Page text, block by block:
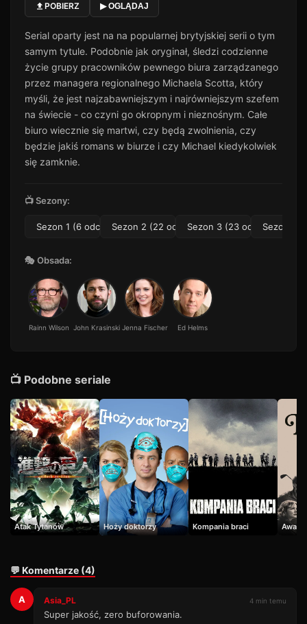
POBIERZ ▶ OGLĄDAJ
Serial oparty jest na na popularnej brytyjskiej serii o tym
samym tytule. Podobnie jak oryginał, śledzi codzienne
życie grupy pracowników pewnego biura zarządzanego
przez managera regionalnego Michaela Scotta, który
myśli, że jest najzabawniejszym i najrówniejszym szefem
na świecie - co czyni go okropnym i nieznośnym. Całe
biuro wiecznie się martwi, czy będą zwolnienia, czy
będzie jakiś romans w biurze i czy Michael kiedykolwiek
się zamknie.
📺 Sezony:
Sezon 1 (6 odc.) Sezon 2 (22 odc.)Sezon 3 (23 odc.)Sezon 4
🎭 Obsada:
Rainn Wilson John Krasinski Jenna Fischer Ed Helms
📺 Podobne seriale
Atak Tytanów Hoży doktorzy Kompania braci
💬 Komentarze (4)
A Asia_PL 4 min temu
Super jakość, zero buforowania.